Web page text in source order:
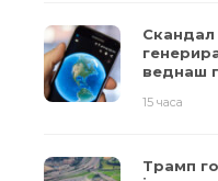
Скандал
веднаш
15 часа
Трамп